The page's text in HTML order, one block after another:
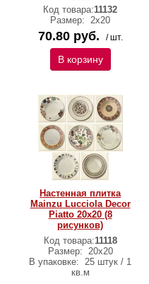
Код товара:11132
Размер: 2x20
70.80 руб. / шт.
В корзину
Настенная плитка
Mainzu Lucciola Decor
Piatto 20x20 (8
рисунков)
Код товара:11118
Размер: 20x20
В упаковке: 25 штук / 1
кв.м